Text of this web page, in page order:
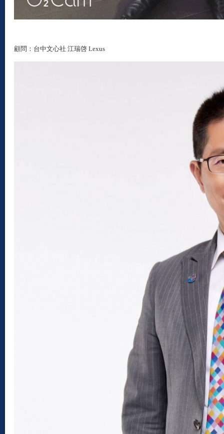
顧問：台中文心社 江瑞啓 Lexus